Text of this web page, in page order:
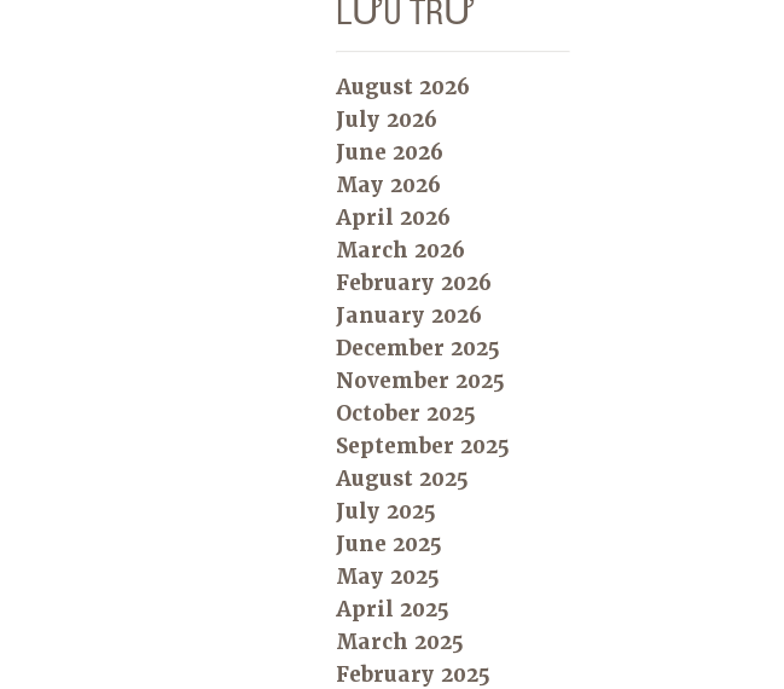
LƯU TRỮ
August 2026
July 2026
June 2026
May 2026
April 2026
March 2026
February 2026
January 2026
December 2025
November 2025
October 2025
September 2025
August 2025
July 2025
June 2025
May 2025
April 2025
March 2025
February 2025